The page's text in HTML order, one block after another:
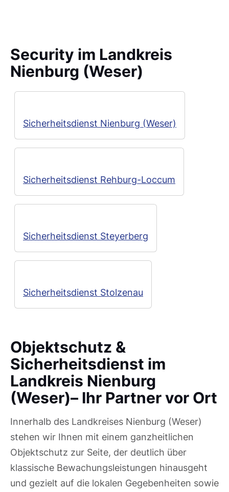
Security im Landkreis
Nienburg (Weser)
Sicherheitsdienst Nienburg (Weser)
Sicherheitsdienst Rehburg-Loccum
Sicherheitsdienst Steyerberg
Sicherheitsdienst Stolzenau
Objektschutz &
Sicherheitsdienst im
Landkreis Nienburg
(Weser)– Ihr Partner vor Ort
Innerhalb des Landkreises Nienburg (Weser)
stehen wir Ihnen mit einem ganzheitlichen
Objektschutz zur Seite, der deutlich über
klassische Bewachungsleistungen hinausgeht
und gezielt auf die lokalen Gegebenheiten sowie